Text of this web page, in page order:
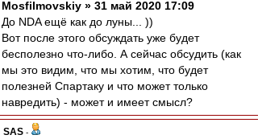
Mosfilmovskiy » 31 май 2020 17:09
До NDA ещё как до луны... ))
Вот после этого обсуждать уже будет
бесполезно что-либо. А сейчас обсудить (как
мы это видим, что мы хотим, что будет
полезней Спартаку и что может только
навредить) - может и имеет смысл?
SAS -